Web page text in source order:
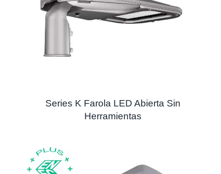
Series K Farola LED Abierta Sin
Herramientas